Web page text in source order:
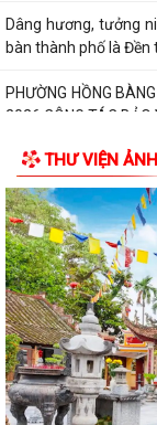
Đồng chí Nguyễn
Chủ tịch UBND thành
Đoàn lãnh đạo Đảng
Hồng Bàng thăm và
PHƯỜNG HỒNG
CÁC NHÀ HẢO TÂM
TUỔI TRẺ PHƯỜNG
CHÍNH SÁCH NHÂN
Đoàn lãnh đạo Đảng
Hồng Bàng thăm và
THÔNG BÁO: Tổ
anh hùng, Anh hùng
THƯ VIỆN ẢNH